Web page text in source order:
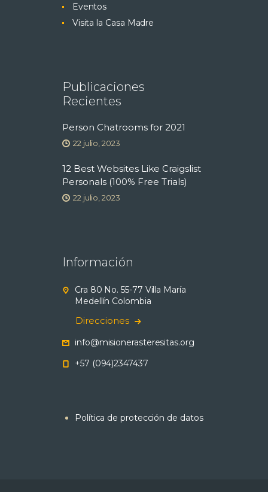
Eventos
Visita la Casa Madre
Publicaciones
Recientes
Person Chatrooms for 2021
22 julio, 2023
12 Best Websites Like Craigslist
Personals (100% Free Trials)
22 julio, 2023
Información
Cra 80 No. 55-77 Villa María
Medellín Colombia
Direcciones
info@misionerasteresitas.org
+57 (094)2347437
Política de protección de datos